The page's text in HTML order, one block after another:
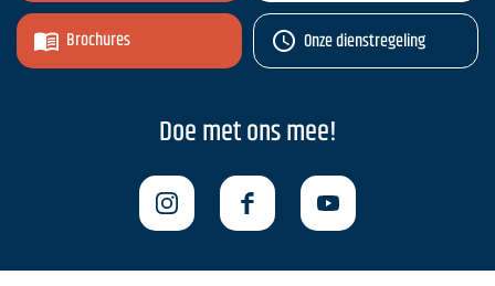
Brochures Onze dienstregeling
Doe met ons mee!